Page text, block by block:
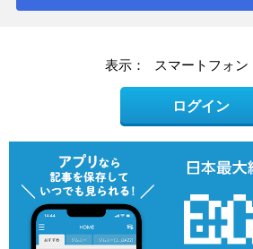
表示： スマートフォン
ログイン